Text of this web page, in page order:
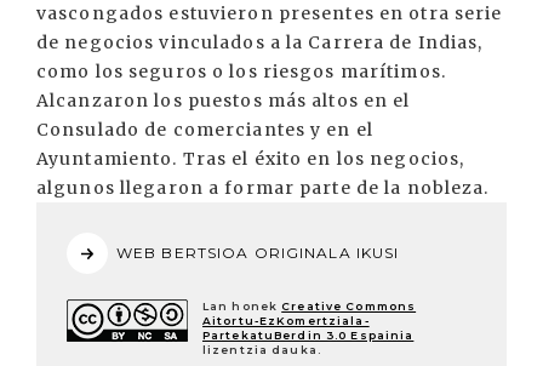
vascongados estuvieron presentes en otra serie
de negocios vinculados a la Carrera de Indias,
como los seguros o los riesgos marítimos.
Alcanzaron los puestos más altos en el
Consulado de comerciantes y en el
Ayuntamiento. Tras el éxito en los negocios,
algunos llegaron a formar parte de la nobleza.
WEB BERTSIOA ORIGINALA IKUSI
Lan honek Creative Commons
Aitortu-EzKomertziala-
PartekatuBerdin 3.0 Espainia
lizentzia dauka.